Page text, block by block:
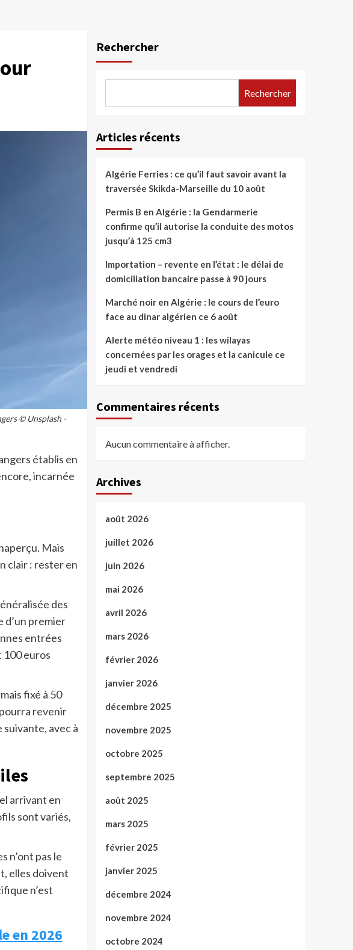
© Unsplash -
établis en
incarnée
Mais
clair : rester en
des
d’un premier
entrées
100 euros
fixé à 50
revenir
suivante, avec à
arrivant en
sont variés,
n’ont pas le
elles doivent
n’est
en 2026
Rechercher
Rechercher
Articles récents
Algérie Ferries : ce qu’il faut savoir avant la
traversée Skikda-Marseille du 10 août
Permis B en Algérie : la Gendarmerie
confirme qu’il autorise la conduite des motos
jusqu’à 125 cm3
Importation – revente en l’état : le délai de
domiciliation bancaire passe à 90 jours
Marché noir en Algérie : le cours de l’euro
face au dinar algérien ce 6 août
Alerte météo niveau 1 : les wilayas
concernées par les orages et la canicule ce
jeudi et vendredi
Commentaires récents
Aucun commentaire à afficher.
Archives
août 2026
juillet 2026
juin 2026
mai 2026
avril 2026
mars 2026
février 2026
janvier 2026
décembre 2025
novembre 2025
octobre 2025
septembre 2025
août 2025
mars 2025
février 2025
janvier 2025
décembre 2024
novembre 2024
octobre 2024